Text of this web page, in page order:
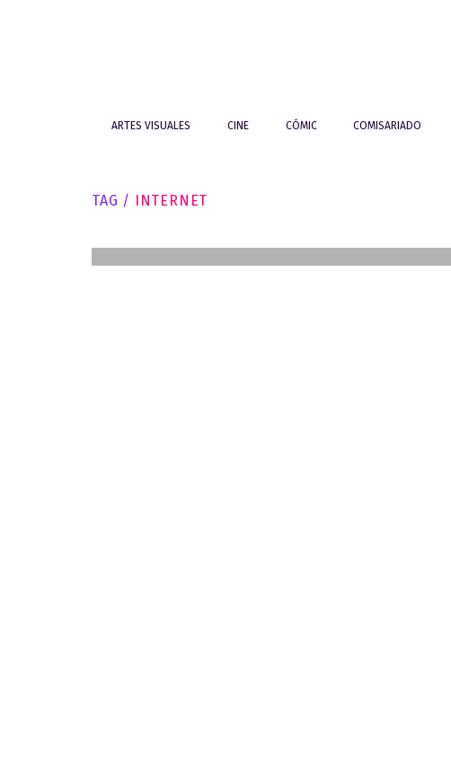
ARTES VISUALES CINE CÓMIC COMISARIADO
TAG / INTERNET